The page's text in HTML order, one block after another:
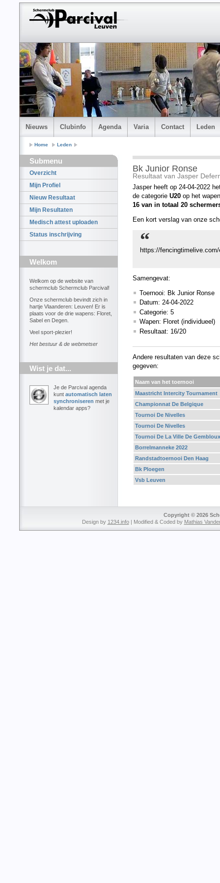
Nieuws Clubinfo Agenda Varia Contact Leden
Home Leden
Submenu
Overzicht
Mijn Profiel
Nieuw Resultaat
Mijn Resultaten
Medisch attest uploaden
Status inschrijving
Welkom
Welkom op de website van
schermclub Schermclub Parcival!
Onze schermclub bevindt zich in
hartje Vlaanderen: Leuven! Er is
plaats voor de drie wapens: Floret,
Sabel en Degen.
Veel sport-plezier!
Het bestuur & de webmetser
Wist je dat...
Je de Parcival agenda
kunt automatisch laten
synchroniseren met je
kalendar apps?
Bk Junior Ronse
Resultaat van Jasper
Jasper heeft op 24-04-2022
de categorie U20 op het
16 van in totaal 20
Een kort verslag van onze
https://
Samengevat:
Toernooi: Bk Junior Ronse
Datum: 24-04-2022
Categorie: 5
Wapen: Floret (individueel)
Resultaat: 16/20
Andere resultaten van deze
gegeven:
Naam van het toernooi
Maastricht Intercity Tournament
Championnat De Belgique
Tournoi De Nivelles
Tournoi De Nivelles
Tournoi De La Ville De Gembloux
Borrelmanneke 2022
Randstadtoernooi Den Haag
Bk Ploegen
Vsb Leuven
Copyright © 2026
Design by 1234.info| Modified & Coded by Mathias